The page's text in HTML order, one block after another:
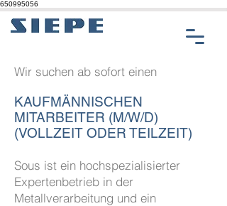
650995056
Wir suchen ab sofort einen
KAUFMÄNNISCHEN
MITARBEITER (M/W/D)
(VOLLZEIT ODER TEILZEIT)
Sous ist ein hochspezialisierter
Expertenbetrieb in der
Metallverarbeitung und ein